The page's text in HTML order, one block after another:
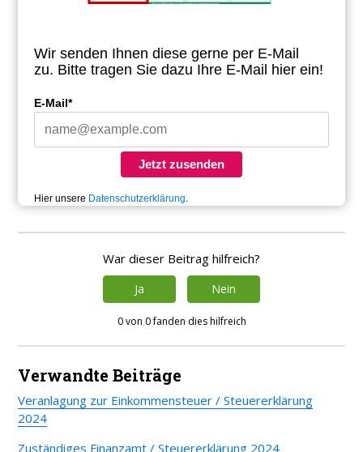
Wir senden Ihnen diese gerne per E-Mail
zu. Bitte tragen Sie dazu Ihre E-Mail hier ein!
E-Mail*
Jetzt zusenden
Hier unsere Datenschutzerklärung.
War dieser Beitrag hilfreich?
Ja Nein
0 von 0 fanden dies hilfreich
Verwandte Beiträge
Veranlagung zur Einkommensteuer / Steuererklärung
2024
Zuständiges Finanzamt / Steuererklärung 2024